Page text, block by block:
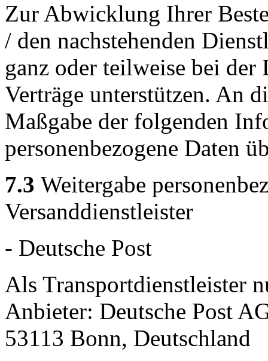
Zur Abwicklung Ihrer
/ den nachstehenden
ganz oder teilweise bei der
Verträge unterstützen. An
Maßgabe der folgenden
personenbezogene Daten
7.3 Weitergabe
Versanddienstleister
- Deutsche Post
Als Transportdienstleister
Anbieter: Deutsche Post
53113 Bonn, Deutschland